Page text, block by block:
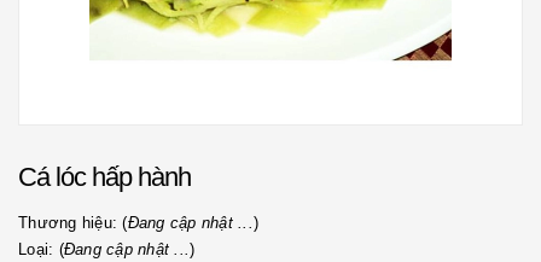
Cá lóc hấp hành
Thương hiệu: (Đang cập nhật ...)
Loại: (Đang cập nhật ...)